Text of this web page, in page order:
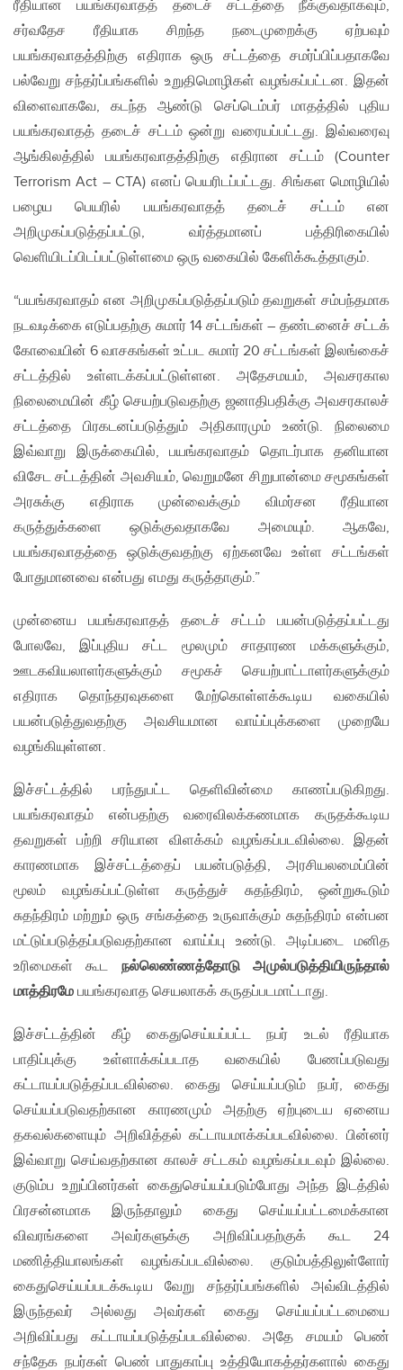
ரீதியான பயங்கரவாதத் தடைச் சட்டத்தை நீக்குவதாகவும்,
சர்வதேச ரீதியாக சிறந்த நடைமுறைக்கு ஏற்பவும்
பயங்கரவாதத்திற்கு எதிராக ஒரு சட்டத்தை சமர்ப்பிப்பதாகவே
பல்வேறு சந்தர்ப்பங்களில் உறுதிமொழிகள் வழங்கப்பட்டன. இதன்
விளைவாகவே, கடந்த ஆண்டு செப்டெம்பர் மாதத்தில் புதிய
பயங்கரவாதத் தடைச் சட்டம் ஒன்று வரையப்பட்டது. இவ்வரைவு
ஆங்கிலத்தில் பயங்கரவாதத்திற்கு எதிரான சட்டம் (Counter
Terrorism Act – CTA) எனப் பெயரிடப்பட்டது. சிங்கள மொழியில்
பழைய பெயரில் பயங்கரவாதத் தடைச் சட்டம் என
அறிமுகப்படுத்தப்பட்டு, வர்த்தமானப் பத்திரிகையில்
வெளியிடப்பிடப்பட்டுள்ளமை ஒரு வகையில் கேளிக்கூத்தாகும்.
“பயங்கரவாதம் என அறிமுகப்படுத்தப்படும் தவறுகள் சம்பந்தமாக
நடவடிக்கை எடுப்பதற்கு சுமார் 14 சட்டங்கள் – தண்டனைச் சட்டக்
கோவையின் 6 வாசகங்கள் உட்பட சுமார் 20 சட்டங்கள் இலங்கைச்
சட்டத்தில் உள்ளடக்கப்பட்டுள்ளன. அதேசமயம், அவசரகால
நிலைமையின் கீழ் செயற்படுவதற்கு ஜனாதிபதிக்கு அவசரகாலச்
சட்டத்தை பிரகடனப்படுத்தும் அதிகாரமும் உண்டு. நிலைமை
இவ்வாறு இருக்கையில், பயங்கரவாதம் தொடர்பாக தனியான
விசேட சட்டத்தின் அவசியம், வெறுமனே சிறுபான்மை சமூகங்கள்
அரசுக்கு எதிராக முன்வைக்கும் விமர்சன ரீதியான
கருத்துக்களை ஒடுக்குவதாகவே அமையும். ஆகவே,
பயங்கரவாதத்தை ஒடுக்குவதற்கு ஏற்கனவே உள்ள சட்டங்கள்
போதுமானவை என்பது எமது கருத்தாகும்.”
முன்னைய பயங்கரவாதத் தடைச் சட்டம் பயன்படுத்தப்பட்டது
போலவே, இப்புதிய சட்ட மூலமும் சாதாரண மக்களுக்கும்,
ஊடகவியலாளர்களுக்கும் சமூகச் செயற்பாட்டாளர்களுக்கும்
எதிராக தொந்தரவுகளை மேற்கொள்ளக்கூடிய வகையில்
பயன்படுத்துவதற்கு அவசியமான வாய்ப்புக்களை முறையே
வழங்கியுள்ளன.
இச்சட்டத்தில் பரந்துபட்ட தெளிவின்மை காணப்படுகிறது.
பயங்கரவாதம் என்பதற்கு வரைவிலக்கணமாக கருதக்கூடிய
தவறுகள் பற்றி சரியான விளக்கம் வழங்கப்படவில்லை. இதன்
காரணமாக இச்சட்டத்தைப் பயன்படுத்தி, அரசியலமைப்பின்
மூலம் வழங்கப்பட்டுள்ள கருத்துச் சுதந்திரம், ஒன்றுகூடும்
சுதந்திரம் மற்றும் ஒரு சங்கத்தை உருவாக்கும் சுதந்திரம் என்பன
மட்டுப்படுத்தப்படுவதற்கான வாய்ப்பு உண்டு. அடிப்படை மனித
உரிமைகள் கூட நல்லெண்ணத்தோடு அமுல்படுத்தியிருந்தால்
மாத்திரமே பயங்கரவாத செயலாகக் கருதப்படமாட்டாது.
இச்சட்டத்தின் கீழ் கைதுசெய்யப்பட்ட நபர் உடல் ரீதியாக
பாதிப்புக்கு உள்ளாக்கப்படாத வகையில் பேணப்படுவது
கட்டாயப்படுத்தப்படவில்லை. கைது செய்யப்படும் நபர், கைது
செய்யப்படுவதற்கான காரணமும் அதற்கு ஏற்புடைய ஏனைய
தகவல்களையும் அறிவித்தல் கட்டாயமாக்கப்படவில்லை. பின்னர்
இவ்வாறு செய்வதற்கான காலச் சட்டகம் வழங்கப்படவும் இல்லை.
குடும்ப உறுப்பினர்கள் கைதுசெய்யப்படும்போது அந்த இடத்தில்
பிரசன்னமாக இருந்தாலும் கைது செய்யப்பட்டமைக்கான
விவரங்களை அவர்களுக்கு அறிவிப்பதற்குக் கூட 24
மணித்தியாலங்கள் வழங்கப்படவில்லை. குடும்பத்திலுள்ளோர்
கைதுசெய்யப்படக்கூடிய வேறு சந்தர்ப்பங்களில் அவ்விடத்தில்
இருந்தவர் அல்லது அவர்கள் கைது செய்யப்பட்டமையை
அறிவிப்பது கட்டாயப்படுத்தப்படவில்லை. அதே சமயம் பெண்
சந்தேக நபர்கள் பெண் பாதுகாப்பு உத்தியோகத்தர்களால் கைது